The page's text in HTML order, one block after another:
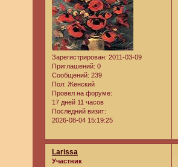
Зарегистрирован: 2011-03-09
Приглашений: 0
Сообщений: 239
Пол: Женский
Провел на форуме:
17 дней 11 часов
Последний визит:
2026-08-04 15:19:25
Larissa
Участник